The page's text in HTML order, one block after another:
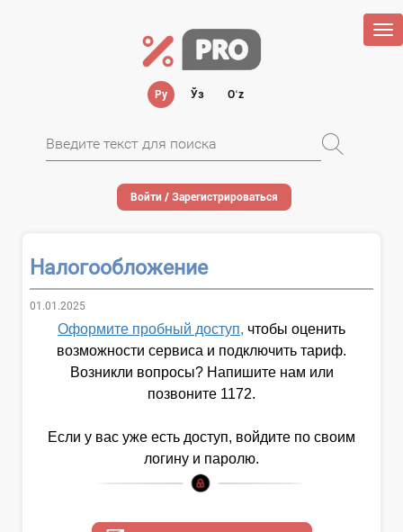
Ру Ўз Oʻz
Войти / Зарегистрироваться
Налогообложение
01.01.2025
Оформите пробный доступ, чтобы оценить
возможности сервиса и подключить тариф.
Возникли вопросы? Напишите нам или
позвоните 1172.
Если у вас уже есть доступ, войдите по своим
логину и паролю.